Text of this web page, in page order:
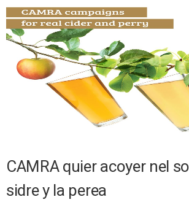
CAMRA quier acoyer nel
sidre y la perea